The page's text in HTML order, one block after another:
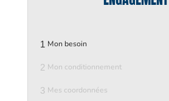
1 Mon besoin
2 Mon conditionnement
3 Mes coordonnées